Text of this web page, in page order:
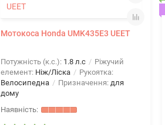
Мотокоса Honda UMK435E3 UEET
Потужність (к.с.): 1.8 л.с
Ріжучий
елемент: Ніж/Ліска
Рукоятка:
Велосипедна
Призначення: для
дому